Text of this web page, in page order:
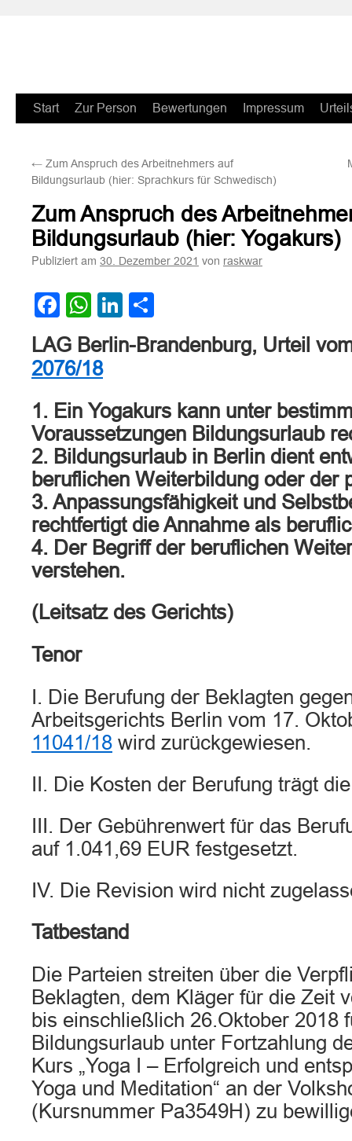
Zum
springen
Start Zur Person Bewertungen Impressum
← Zum Anspruch des Arbeitnehmers auf
Bildungsurlaub (hier: Sprachkurs für Schwedisch)
Zum Anspruch des
Bildungsurlaub (hier: Yogakurs)
Publiziert am 30. Dezember 2021 von raskwar
Facebook
WhatsApp
LinkedIn
LAG Berlin-Brandenburg, Urteil
2076/18
1. Ein Yogakurs kann unter
Voraussetzungen Bildungsurlaub
2. Bildungsurlaub in Berlin dient
beruflichen Weiterbildung oder der
3. Anpassungsfähigkeit und
rechtfertigt die Annahme als
4. Der Begriff der beruflichen
verstehen.
(Leitsatz des Gerichts)
Tenor
I. Die Berufung der Beklagten
Arbeitsgerichts Berlin vom 17.
11041/18 wird zurückgewiesen.
II. Die Kosten der Berufung trägt
III. Der Gebührenwert für das
auf 1.041,69 EUR festgesetzt.
IV. Die Revision wird nicht
Tatbestand
Die Parteien streiten über die
Beklagten, dem Kläger für die Zeit
bis einschließlich 26.Oktober 2018
Bildungsurlaub unter Fortzahlung
Kurs „Yoga I – Erfolgreich und
Yoga und Meditation“ an der
(Kursnummer Pa3549H) zu